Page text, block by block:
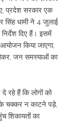
प्रदेश सरकार एक
सिंह धामी ने 4 जुलाई
दिए हैं। इसमें
किया जाएगा,
जन समस्याओं का
दे रहे हैं कि लोगों को
चक्कर न काटने पड़े,
शिकायतों का